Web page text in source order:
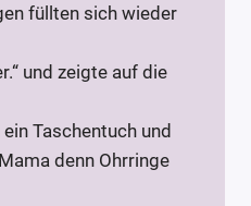
füllten sich wieder
und zeigte auf die
Taschentuch und
denn Ohrringe